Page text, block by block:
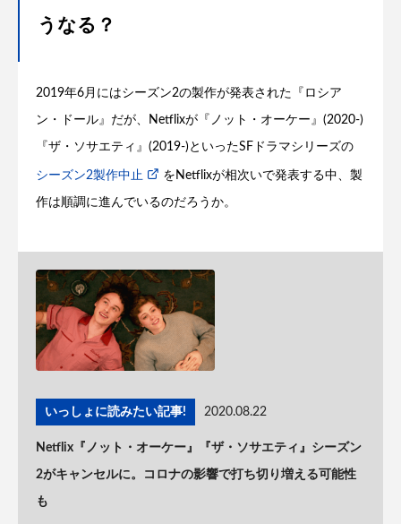
うなる？
2019年6月にはシーズン2の製作が発表された『ロシア
ン・ドール』だが、Netflixが『ノット・オーケー』(2020-)
『ザ・ソサエティ』(2019-)といったSFドラマシリーズの
シーズン2製作中止 をNetflixが相次いで発表する中、製
作は順調に進んでいるのだろうか。
いっしょに読みたい記事! 2020.08.22
Netflix『ノット・オーケー』『ザ・ソサエティ』シーズン
2がキャンセルに。コロナの影響で打ち切り増える可能性
も